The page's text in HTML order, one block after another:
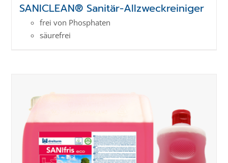
SANICLEAN® Sanitär-Allzweckreiniger
frei von Phosphaten
säurefrei